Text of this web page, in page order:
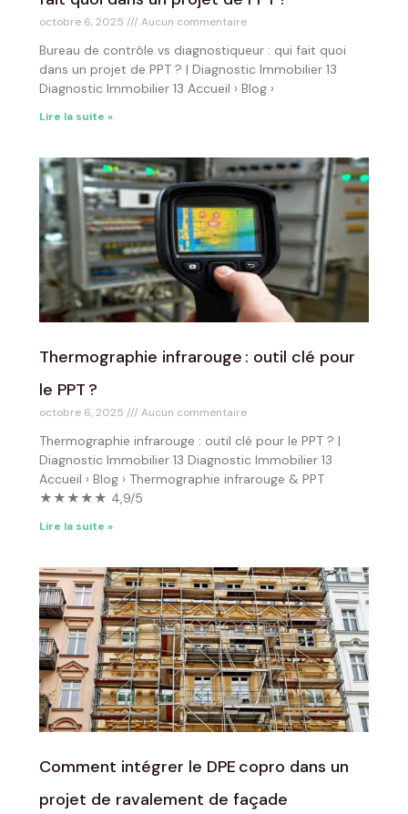
octobre 6, 2025 Aucun commentaire
Bureau de contrôle vs diagnostiqueur : qui fait quoi
dans un projet de PPT ? | Diagnostic Immobilier 13
Diagnostic Immobilier 13 Accueil › Blog ›
Lire la suite »
Thermographie infrarouge : outil clé pour
le PPT ?
octobre 6, 2025 Aucun commentaire
Thermographie infrarouge : outil clé pour le PPT ? |
Diagnostic Immobilier 13 Diagnostic Immobilier 13
Accueil › Blog › Thermographie infrarouge & PPT
★★★★★ 4,9/5
Lire la suite »
Comment intégrer le DPE copro dans un
projet de ravalement de façade